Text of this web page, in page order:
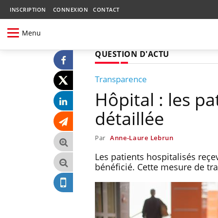
INSCRIPTION CONNEXION CONTACT
Menu
QUESTION D'ACTU
Transparence
Hôpital : les
détaillée
Par Anne-Laure Lebrun
Les patients hospitalisés
bénéficié. Cette mesure de